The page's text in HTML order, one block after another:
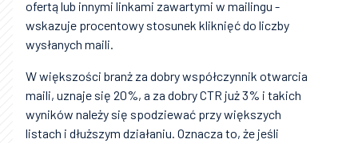
ofertą lub innymi linkami zawartymi w mailingu -
wskazuje procentowy stosunek kliknięć do liczby
wysłanych maili.
W większości branż za dobry współczynnik otwarcia
maili, uznaje się 20%, a za dobry CTR już 3% i takich
wyników należy się spodziewać przy większych
listach i dłuższym działaniu. Oznacza to, że jeśli